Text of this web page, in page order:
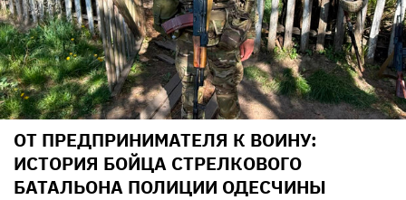
ОТ ПРЕДПРИНИМАТЕЛЯ К ВОИНУ:
ИСТОРИЯ БОЙЦА СТРЕЛКОВОГО
БАТАЛЬОНА ПОЛИЦИИ ОДЕСЧИНЫ